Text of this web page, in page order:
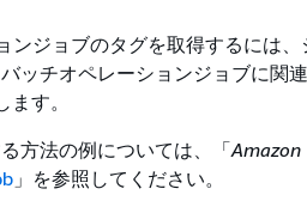
ンジョブのタグを取得するには、
ッチオペレーションジョブに関連
す。
方法の例については、「Amazon
」を参照してください。